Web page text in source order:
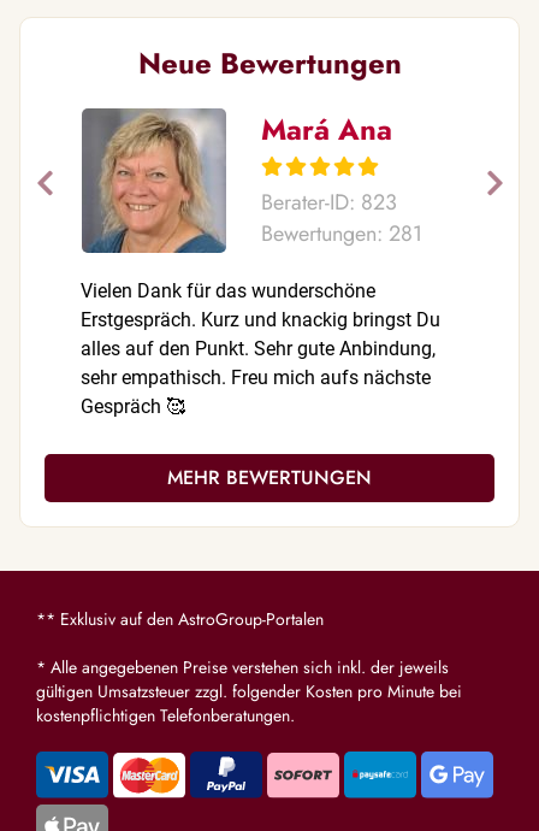
Neue Bewertungen
Mará Ana
Berater-ID: 823
Bewertungen: 281
Vielen Dank für das wunderschöne
Erstgespräch. Kurz und knackig bringst Du
alles auf den Punkt. Sehr gute Anbindung,
sehr empathisch. Freu mich aufs nächste
Gespräch 🥰
MEHR BEWERTUNGEN
** Exklusiv auf den AstroGroup-Portalen
* Alle angegebenen Preise verstehen sich inkl. der jeweils
gültigen Umsatzsteuer zzgl. folgender Kosten pro Minute bei
kostenpflichtigen Telefonberatungen.